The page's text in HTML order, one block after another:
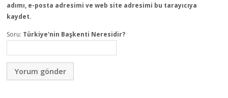
adımı, e-posta adresimi ve web site adresimi bu tarayıcıya
kaydet.
Soru: Türkiye'nin Başkenti Neresidir?